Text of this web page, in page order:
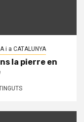
i a CATALUNYA
la pierre en